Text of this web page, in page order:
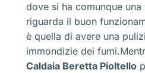
dove si ha comunque
riguarda il buon
è quella di avere una
immondizie dei
Caldaia Beretta Pioltello